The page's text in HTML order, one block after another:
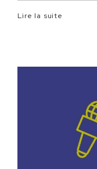
Lire la suite